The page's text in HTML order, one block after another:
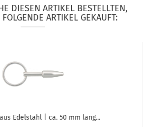
DIESEN ARTIKEL BESTELLTEN,
ARTIKEL GEKAUFT:
Edelstahl | ca. 50 mm lang...